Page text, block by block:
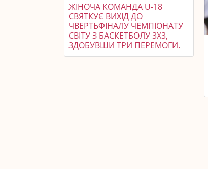
ЖІНОЧА КОМАНДА U-18
СВЯТКУЄ ВИХІД ДО
ЧВЕРТЬФІНАЛУ ЧЕМПІОНАТУ
СВІТУ З БАСКЕТБОЛУ 3X3,
ЗДОБУВШИ ТРИ ПЕРЕМОГИ.